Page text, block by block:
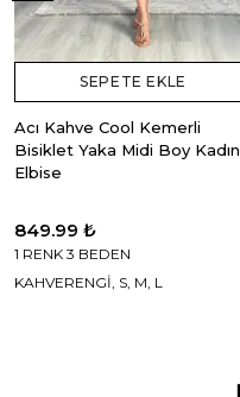
SEPETE EKLE
Acı Kahve Cool Kemerli
Bisiklet Yaka Midi Boy Kadın
Elbise
849.99 ₺
1 RENK 3 BEDEN
KAHVERENGİ, S, M, L